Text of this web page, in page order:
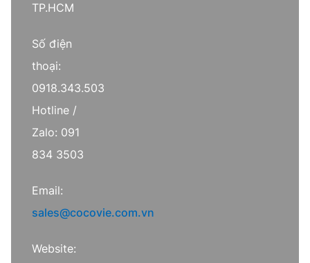
TP.HCM
Số điện
thoại:
0918.343.503
Hotline /
Zalo: 091
834 3503
Email:
sales@cocovie.com.vn
Website: